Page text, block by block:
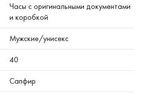
Часы с оригинальными документами
и коробкой
Мужские/унисекс
40
Сапфир